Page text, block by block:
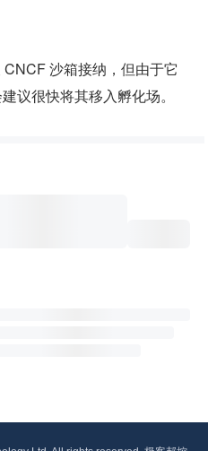
沙箱接纳，但由于它
议很快将其移入孵化场。